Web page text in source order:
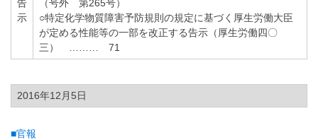
告
示
（号外 第265号）
○特定化学物質障害予防規則の規定に基づく厚生労働大臣
が定める性能等の一部を改正する告示（厚生労働四〇
三） ……… 71
2016年12月5日
■官報